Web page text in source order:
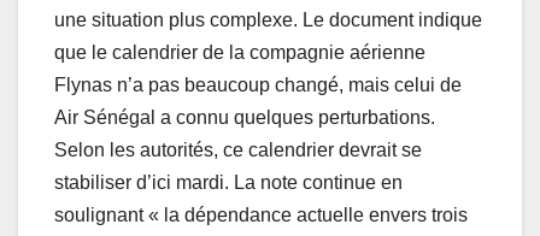
une situation plus complexe. Le document indique
que le calendrier de la compagnie aérienne
Flynas n’a pas beaucoup changé, mais celui de
Air Sénégal a connu quelques perturbations.
Selon les autorités, ce calendrier devrait se
stabiliser d’ici mardi. La note continue en
soulignant « la dépendance actuelle envers trois